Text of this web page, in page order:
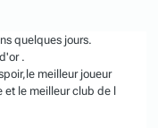
quelques jours.
.
meilleur joueur
et le meilleur club de l